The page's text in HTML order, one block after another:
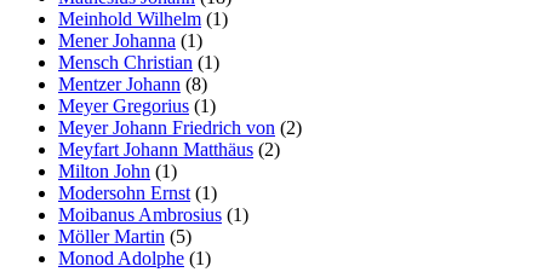
Meinhold Wilhelm (1)
Mener Johanna (1)
Mensch Christian (1)
Mentzer Johann (8)
Meyer Gregorius (1)
Meyer Johann Friedrich von (2)
Meyfart Johann Matthäus (2)
Milton John (1)
Modersohn Ernst (1)
Moibanus Ambrosius (1)
Möller Martin (5)
Monod Adolphe (1)